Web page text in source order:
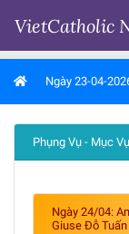
VietCatholic
Ngày 23-04-
Phụng Vụ - Mục Vụ
Ngày 24/04:
Giuse Đỗ Tuấn